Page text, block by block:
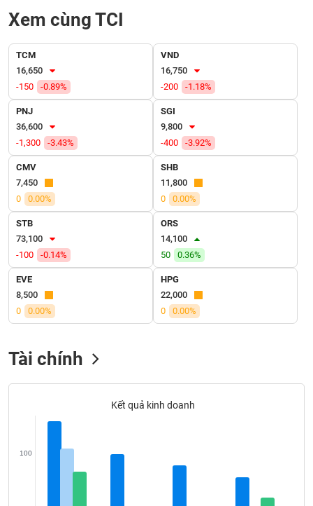
Xem cùng TCI
TCM
16,650
-150
-0.89%
VND
16,750
-200
-1.18%
PNJ
36,600
-1,300
-3.43%
SGI
9,800
-400
-3.92%
CMV
7,450
0
0.00%
SHB
11,800
0
0.00%
STB
73,100
-100
-0.14%
ORS
14,100
50
0.36%
EVE
8,500
0
0.00%
HPG
22,000
0
0.00%
Tài chính
Kết quả kinh doanh
100
TRUYỀN
BẤT
ĐỘNG
SẢN
Mã
chứng
khoán
(-)
Tất cả Chứng chỉ quỹ
Lãnh
đạo
Người nội bộ Người liên quan
tức